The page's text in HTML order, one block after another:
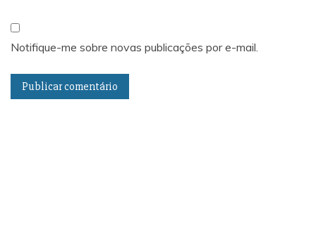
Notifique-me sobre novas publicações por e-mail.